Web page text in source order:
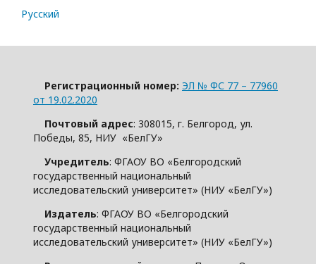
Русский
Регистрационный номер: ЭЛ № ФС 77 – 77960
от 19.02.2020
Почтовый адрес: 308015, г. Белгород, ул.
Победы, 85, НИУ «БелГУ»
Учредитель: ФГАОУ ВО «Белгородский
государственный национальный
исследовательский университет» (НИУ «БелГУ»)
Издатель: ФГАОУ ВО «Белгородский
государственный национальный
исследовательский университет» (НИУ «БелГУ»)